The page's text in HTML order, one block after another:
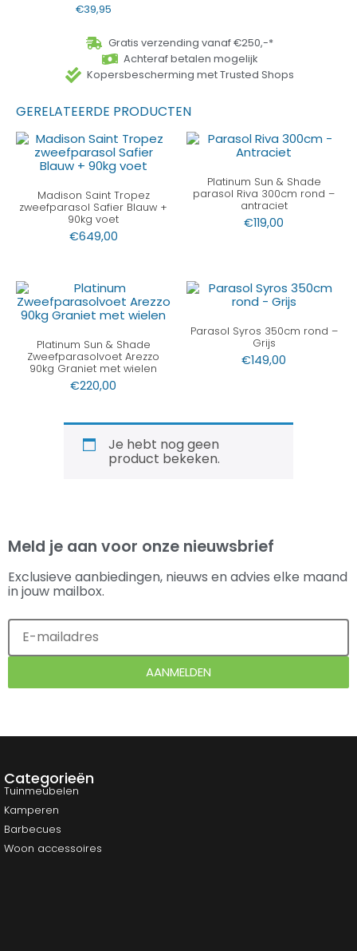
€39,95
Gratis verzending vanaf €250,-*
Achteraf betalen mogelijk
Kopersbescherming met Trusted Shops
GERELATEERDE PRODUCTEN
Madison Saint Tropez
zweefparasol Safier Blauw +
90kg voet
€649,00
Platinum Sun & Shade
parasol Riva 300cm rond –
antraciet
€119,00
Platinum Sun & Shade
Zweefparasolvoet Arezzo
90kg Graniet met wielen
€220,00
Parasol Syros 350cm rond –
Grijs
€149,00
Je hebt nog geen
product bekeken.
Meld je aan voor onze nieuwsbrief
Exclusieve aanbiedingen, nieuws en advies elke maand
in jouw mailbox.
AANMELDEN
Categorieën
Tuinmeubelen
Kamperen
Barbecues
Woon accessoires